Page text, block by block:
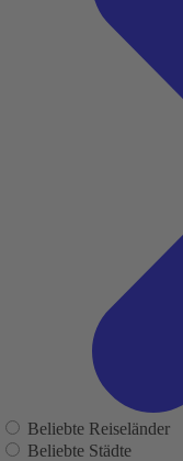
Beliebte Reiseländer
Beliebte Städte